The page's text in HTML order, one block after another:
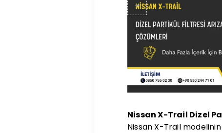
Nissan X-Trail Dizel
Nissan X-Trail modelinin